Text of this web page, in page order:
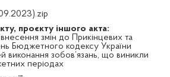
проєкту іншого акта:
змін до Прикінцевих та
Бюджетного кодексу України
зобов’язань, що виникли
періодах